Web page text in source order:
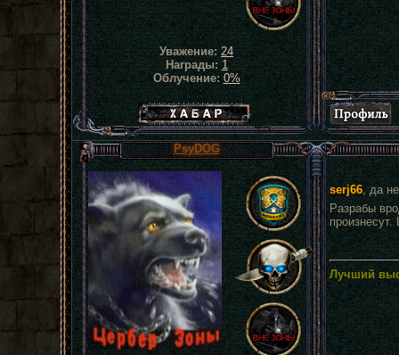
Уважение: 24
Награды: 1
Облучение:0%
Хабар сталкера
serj66, да
Разрабы
Лучший
PsyDOG